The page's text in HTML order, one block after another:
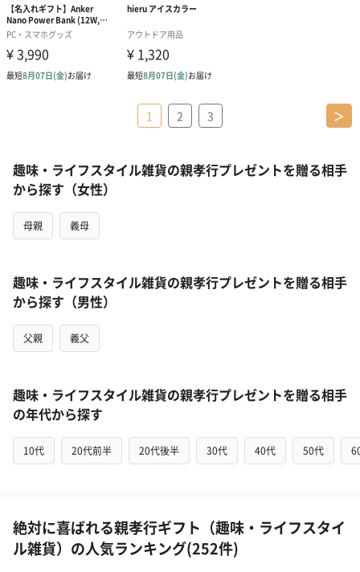
1 2 3 ＞
趣味・ライフスタイル雑貨の親孝行プレゼントを贈る相手
から探す（女性）
母親 義母
趣味・ライフスタイル雑貨の親孝行プレゼントを贈る相手
から探す（男性）
父親 義父
趣味・ライフスタイル雑貨の親孝行プレゼントを贈る相手
の年代から探す
10代 20代前半 20代後半 30代 40代 50代
絶対に喜ばれる親孝行ギフト（趣味・ライフスタイ
ル雑貨）の人気ランキング(252件)